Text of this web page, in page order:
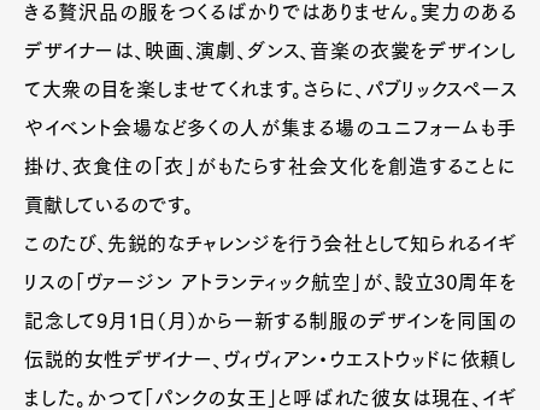
きる贅沢品の服をつくるばかりではありません。実力のある
デザイナーは、映画、演劇、ダンス、音楽の衣裳をデザインし
て大衆の目を楽しませてくれます。さらに、パブリックスペース
やイベント会場など多くの人が集まる場のユニフォームも手
掛け、衣食住の「衣」がもたらす社会文化を創造することに
貢献しているのです。
このたび、先鋭的なチャレンジを行う会社として知られるイギ
リスの「ヴァージン アトランティック航空」が、設立30周年を
記念して9月1日（月）から一新する制服のデザインを同国の
伝説的女性デザイナー、ヴィヴィアン・ウエストウッドに依頼し
ました。かつて「パンクの女王」と呼ばれた彼女は現在、イギ